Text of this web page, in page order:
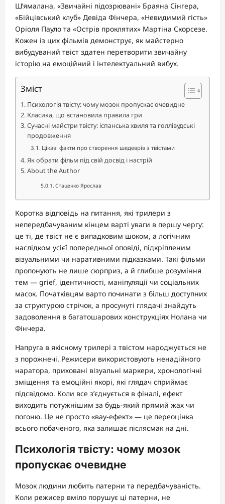
Ш’ямалана, «Звичайні підозрювані» Браяна Сінгера,
«Бійцівський клуб» Девіда Фінчера, «Невидимий гість»
Оріоля Пауло та «Острів проклятих» Мартіна Скорсезе.
Кожен із цих фільмів демонструє, як майстерно
вибудуваний твіст здатен перетворити звичайну
історію на емоційний і інтелектуальний вибух.
Зміст
Психологія твісту: чому мозок пропускає очевидне
Класика, що встановила правила гри
Сучасні майстри твісту: іспанська хвиля та голлівудські
продовження
Цікаві факти про створення шедеврів з твістами
Як обрати фільм під свій досвід і настрій
About the Author
Стаценко Ярослав
Коротка відповідь на питання, які трилери з
непередбачуваним кінцем варті уваги в першу чергу:
це ті, де твіст не є випадковим шоком, а логічним
наслідком усієї попередньої оповіді, підкріпленим
візуальними чи наративними підказками. Такі фільми
пропонують не лише сюрприз, а й глибше розуміння
тем — grief, ідентичності, маніпуляції чи соціальних
масок. Початківцям варто починати з більш доступних
за структурою стрічок, а просунуті глядачі знайдуть
задоволення в багатошарових конструкціях Нолана чи
Фінчера.
Напруга в якісному трилері з твістом народжується не
з порожнечі. Режисери використовують ненадійного
наратора, приховані візуальні маркери, хронологічні
зміщення та емоційні якорі, які глядач сприймає
підсвідомо. Коли все з’єднується в фіналі, ефект
виходить потужнішим за будь-який прямий жах чи
погоню. Це не просто «вау-ефект» — це переоцінка
всього побаченого, яка залишає післясмак на дні.
Психологія твісту: чому мозок
пропускає очевидне
Мозок людини любить патерни та передбачуваність.
Коли режисер вміло порушує ці патерни, не